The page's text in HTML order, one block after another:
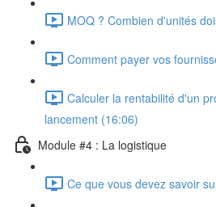
MOQ ? Combien d'unités
Comment payer vos
Calculer la rentabilité d'un
lancement (16:06)
Module #4 : La logistique
Ce que vous devez savoir